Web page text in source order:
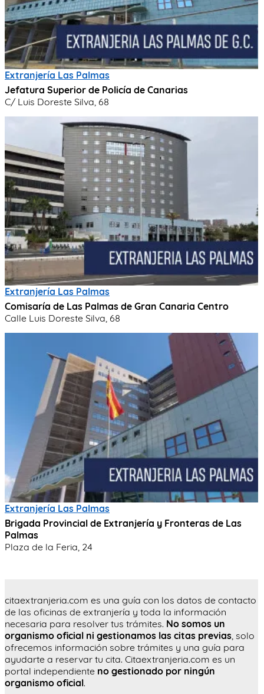
Extranjería Las Palmas
Jefatura Superior de Policía de Canarias
C/ Luis Doreste Silva, 68
Extranjería Las Palmas
Comisaría de Las Palmas de Gran Canaria Centro
Calle Luis Doreste Silva, 68
Extranjería Las Palmas
Brigada Provincial de Extranjería y Fronteras de Las
Palmas
Plaza de la Feria, 24
citaextranjeria.com es una guía con los datos de contacto
de las oficinas de extranjería y toda la información
necesaria para resolver tus trámites. No somos un
organismo oficial ni gestionamos las citas previas, solo
ofrecemos información sobre trámites y una guía para
ayudarte a reservar tu cita. Citaextranjeria.com es un
portal independiente no gestionado por ningún
organismo oficial.